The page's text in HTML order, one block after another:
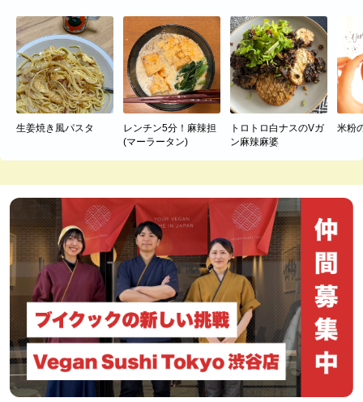
生姜焼き風パスタ
レンチン5分！麻辣担
(マーラータン)
トロトロ白ナスのVガ
ン麻辣麻婆
米粉